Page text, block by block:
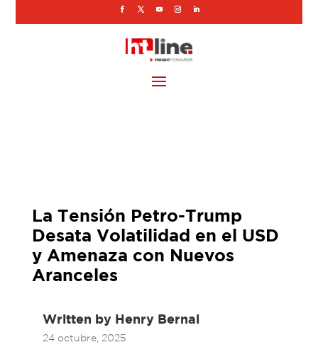
La Tensión Petro-Trump
Desata Volatilidad en el USD
y Amenaza con Nuevos
Aranceles
Written by Henry Bernal
24 octubre, 2025